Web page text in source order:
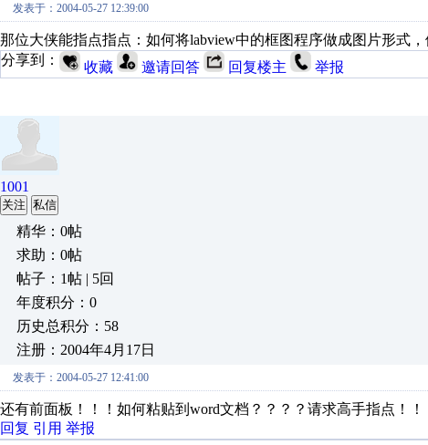
发表于：2004-05-27 12:39:00
那位大侠能指点指点：如何将labview中的框图程序做成图片形式
分享到：
收藏 邀请回答 回复楼主 举报
1001
关注 私信
精华：0帖
求助：0帖
帖子：1帖 | 5回
年度积分：0
历史总积分：58
注册：2004年4月17日
发表于：2004-05-27 12:41:00
还有前面板！！！如何粘贴到word文档？？？？请求高手指点！！
回复 引用 举报